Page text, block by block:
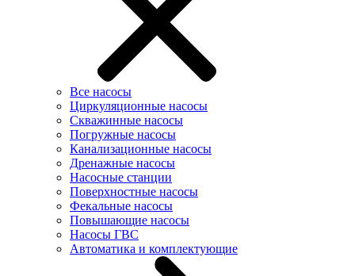
Все насосы
Циркуляционные насосы
Скважинные насосы
Погружные насосы
Канализационные насосы
Дренажные насосы
Насосные станции
Поверхностные насосы
Фекальные насосы
Повышающие насосы
Насосы ГВС
Автоматика и комплектующие